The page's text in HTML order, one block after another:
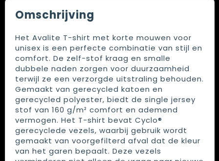
Omschrijving
Het Avalite T-shirt met korte mouwen voor
unisex is een perfecte combinatie van stijl en
comfort. De zelf-stof kraag en smalle
dubbele naden zorgen voor duurzaamheid
terwijl ze een verzorgde uitstraling behouden.
Gemaakt van gerecycled katoen en
gerecycled polyester, biedt de single jersey
stof van 160 g/m² comfort en ademend
vermogen. Het T-shirt bevat Cyclo®
gerecyclede vezels, waarbij gebruik wordt
gemaakt van voorgefilterd afval dat de kleur
van het garen bepaalt. Deze vezels